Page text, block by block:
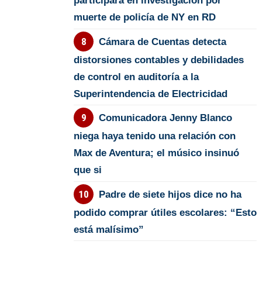
muerte de policía de NY en RD
Cámara de Cuentas detecta
distorsiones contables y debilidades
de control en auditoría a la
Superintendencia de Electricidad
Comunicadora Jenny Blanco
niega haya tenido una relación con
Max de Aventura; el músico insinuó
que si
Padre de siete hijos dice no ha
podido comprar útiles escolares: “Esto
está malísimo”